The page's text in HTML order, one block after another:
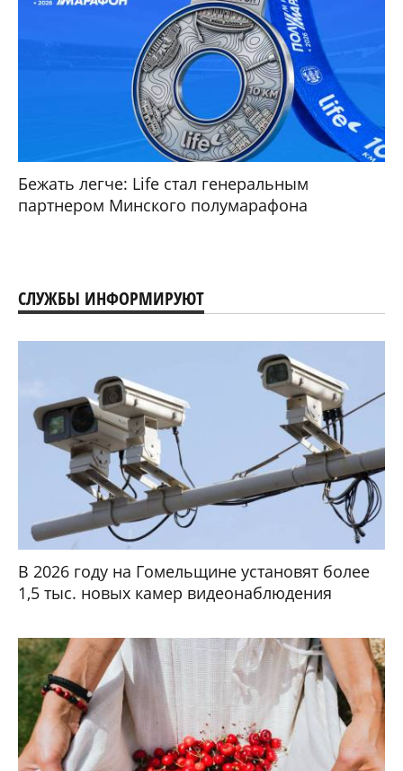
Бежать легче: Life стал генеральным
партнером Минского полумарафона
СЛУЖБЫ ИНФОРМИРУЮТ
В 2026 году на Гомельщине установят более
1,5 тыс. новых камер видеонаблюдения